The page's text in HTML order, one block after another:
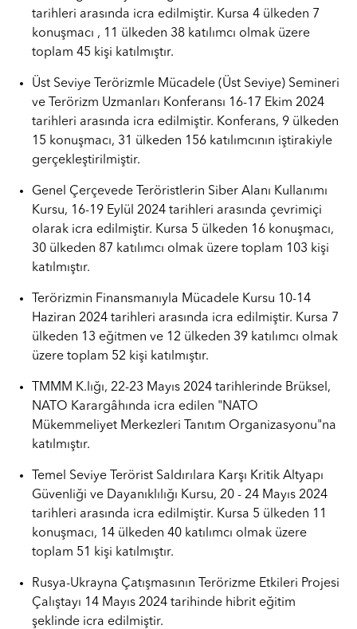
tarihleri arasında icra edilmiştir. Kursa 4 ülkeden 7
konuşmacı , 11 ülkeden 38 katılımcı olmak üzere
toplam 45 kişi katılmıştır.
Üst Seviye Terörizmle Mücadele (Üst Seviye) Semineri
ve Terörizm Uzmanları Konferansı 16-17 Ekim 2024
tarihleri arasında icra edilmiştir. Konferans, 9 ülkeden
15 konuşmacı, 31 ülkeden 156 katılımcının iştirakiyle
gerçekleştirilmiştir.
Genel Çerçevede Teröristlerin Siber Alanı Kullanımı
Kursu, 16-19 Eylül 2024 tarihleri arasında çevrimiçi
olarak icra edilmiştir. Kursa 5 ülkeden 16 konuşmacı,
30 ülkeden 87 katılımcı olmak üzere toplam 103 kişi
katılmıştır.
Terörizmin Finansmanıyla Mücadele Kursu 10-14
Haziran 2024 tarihleri arasında icra edilmiştir. Kursa 7
ülkeden 13 eğitmen ve 12 ülkeden 39 katılımcı olmak
üzere toplam 52 kişi katılmıştır.
TMMM K.lığı, 22-23 Mayıs 2024 tarihlerinde Brüksel,
NATO Karargâhında icra edilen "NATO
Mükemmeliyet Merkezleri Tanıtım Organizasyonu"na
katılmıştır.
Temel Seviye Terörist Saldırılara Karşı Kritik Altyapı
Güvenliği ve Dayanıklılığı Kursu, 20 - 24 Mayıs 2024
tarihleri arasında icra edilmiştir. Kursa 5 ülkeden 11
konuşmacı, 14 ülkeden 40 katılımcı olmak üzere
toplam 51 kişi katılmıştır.
Rusya-Ukrayna Çatışmasının Terörizme Etkileri Projesi
Çalıştayı 14 Mayıs 2024 tarihinde hibrit eğitim
şeklinde icra edilmiştir.